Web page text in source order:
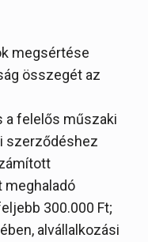
megsértése
összegét az
a felelős műszaki
szerződéshez
meghaladó
300.000 Ft;
alvállalkozási